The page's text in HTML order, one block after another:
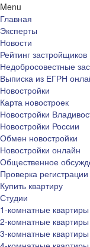
Menu
Главная
Эксперты
Новости
Рейтинг застройщиков
Недобросовестные
Выписка из ЕГРН
Новостройки
Карта новостроек
Новостройки
Новостройки России
Обмен новостройки
Новостройки онлайн
Общественное
Проверка
Купить квартиру
Студии
1-комнатные квартиры
2-комнатные квартиры
3-комнатные квартиры